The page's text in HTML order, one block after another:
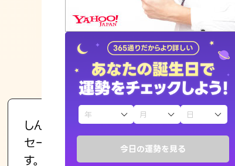
今日の運勢を見る
占いの流れ
おすすめの占い師
よくある質問
えもじの子（占）12星座占い
しんどくなってましたが、先生のメッ
セージを読み返してお守りにしてま
す。